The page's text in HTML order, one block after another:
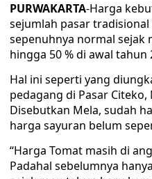
PURWAKARTA-Harga
sejumlah pasar
sepenuhnya normal sejak
hingga 50 % di awal tahun
Hal ini seperti yang
pedagang di Pasar Citeko,
Disebutkan Mela, sudah
harga sayuran belum
“Harga Tomat masih di
Padahal sebelumnya